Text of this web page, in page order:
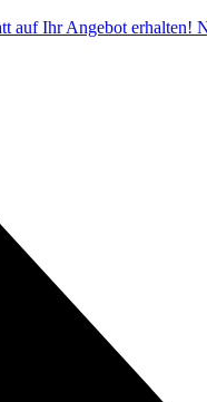
auf Ihr Angebot erhalten!